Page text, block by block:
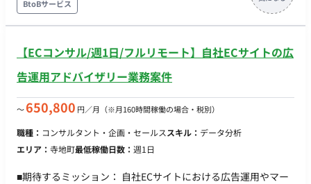
BtoBサービス
【ECコンサル/週1日/フルリモート】自社ECサイトの広
告運用アドバイザリー業務案件
〜650,800 円／月 （※月160時間稼働の場合・税別）
職種： コンサルタント・企画・セールススキル： データ分析
エリア： 寺地町最低稼働日数： 週1日
■期待するミッション： 自社ECサイトにおける広告運用やマー